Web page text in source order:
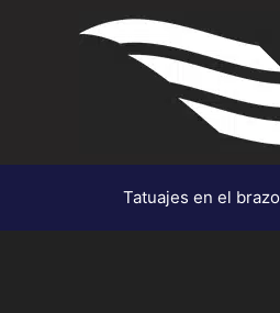
Tatuajes en el brazo